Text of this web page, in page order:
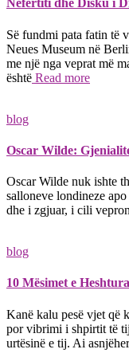
Nefertiti dhe Disku i
Së fundmi pata fatin të
Neues Museum në
me një nga veprat më
është Read more
blog
Oscar Wilde:
Oscar Wilde nuk ishte
salloneve londineze
dhe i zgjuar, i cili
blog
10 Mësimet e
Kanë kalu pesë vjet që
por vibrimi i shpirtit të
urtësinë e tij. Ai